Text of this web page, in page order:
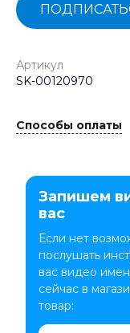
Артикул
SK-00120970
Способы оплаты
Запишем
вас
Если нет
послушать
вас видео
сейчас в
товар: